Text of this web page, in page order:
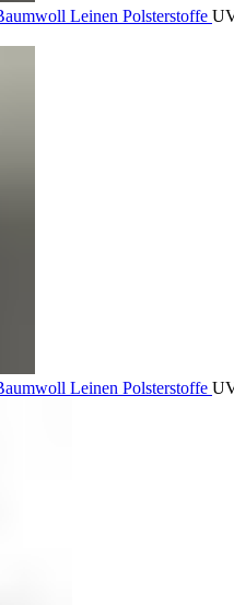
Leinen Polsterstoffe
Leinen Polsterstoffe